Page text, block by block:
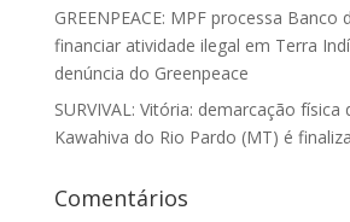
GREENPEACE: MPF processa Banco
financiar atividade ilegal em Terra
denúncia do Greenpeace
SURVIVAL: Vitória: demarcação física
Kawahiva do Rio Pardo (MT) é
Comentários